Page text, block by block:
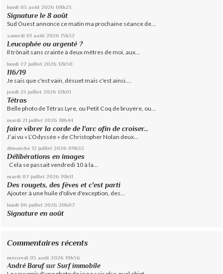
lundi 03 août 2026 08h23
Signature le 8 août
Sud Ouest annonce ce matin ma prochaine séance de...
samedi 01 août 2026 15h32
Leucophée ou argenté ?
Il trônait sans crainte à deux mètres de moi, aux...
lundi 27 juillet 2026 12h50
116/19
Je sais que c'est vain, désuet mais c'est ainsi....
jeudi 23 juillet 2026 12h01
Tétras
Belle photo de Tétras Lyre, ou Petit Coq de bruyère, ou...
mardi 21 juillet 2026 18h44
faire vibrer la corde de l'arc afin de croiser...
J’ai vu « L’Odyssée » de Christopher Nolan deux...
dimanche 12 juillet 2026 09h33
Délibérations en images
Cela se passait vendredi 10 à la...
mardi 07 juillet 2026 19h11
Des rougets, des fèves et c'est parti
Ajouter à une huile d'olive d'exception, des...
lundi 06 juillet 2026 20h07
Signature en août
Commentaires récents
mercredi 05 août 2026 19h56
André BœufsurSurf immobile